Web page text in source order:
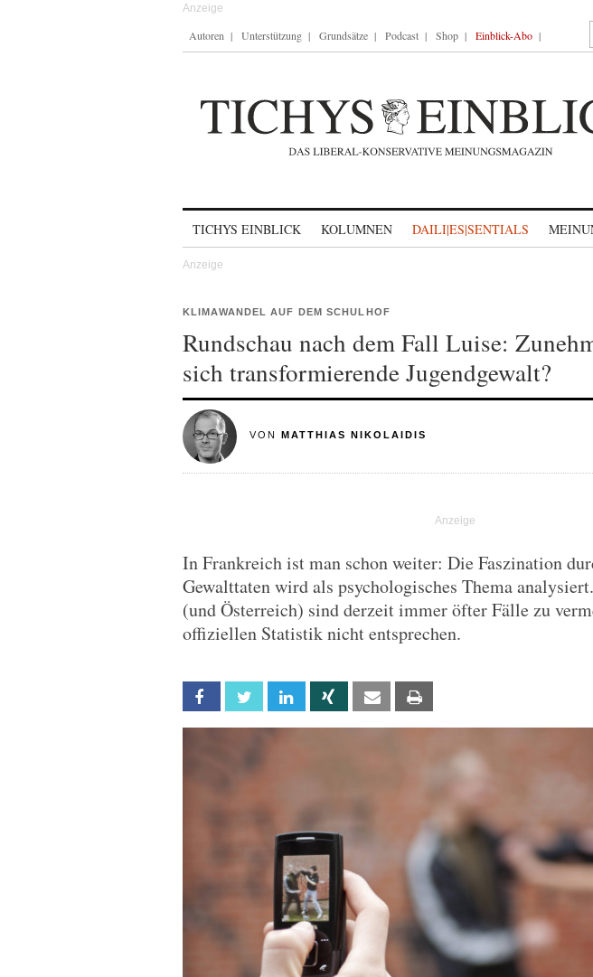
Autoren Unterstützung Grundsätze Podcast Shop Einblick-Abo
TICHYS EINBLICK KOLUMNEN DAILI|ES|SENTIALS
KLIMAWANDEL AUF DEM SCHULHOF
Rundschau nach dem Fall Luise:
sich transformierende Jugendgewalt?
VON MATTHIAS NIKOLAIDIS
In Frankreich ist man schon weiter: Die Faszination
Gewalttaten wird als psychologisches Thema
(und Österreich) sind derzeit immer öfter Fälle zu
offiziellen Statistik nicht entsprechen.
Facebook Twitter Linkedin Xing Email